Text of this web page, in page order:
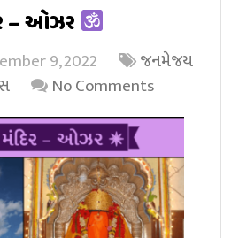
– ઓઝર
9, 2022
જનમેજય
No Comments